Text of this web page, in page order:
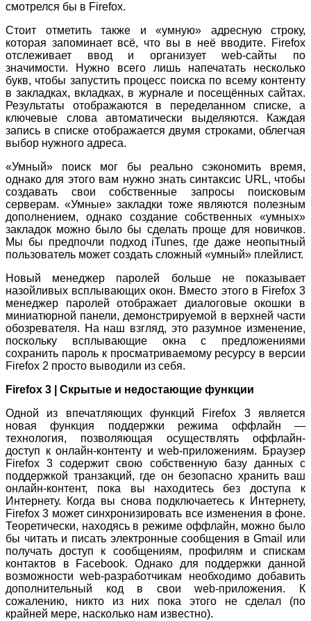
смотрелся бы в Firefox.
Стоит отметить также и «умную» адресную строку,
которая запоминает всё, что вы в неё вводите. Firefox
отслеживает ввод и организует web-сайты по
значимости. Нужно всего лишь напечатать несколько
букв, чтобы запустить процесс поиска по всему контенту
в закладках, вкладках, в журнале и посещённых сайтах.
Результаты отображаются в переделанном списке, а
ключевые слова автоматически выделяются. Каждая
запись в списке отображается двумя строками, облегчая
выбор нужного адреса.
«Умный» поиск мог бы реально сэкономить время,
однако для этого вам нужно знать синтаксис URL, чтобы
создавать свои собственные запросы поисковым
серверам. «Умные» закладки тоже являются полезным
дополнением, однако создание собственных «умных»
закладок можно было бы сделать проще для новичков.
Мы бы предпочли подход iTunes, где даже неопытный
пользователь может создать сложный «умный» плейлист.
Новый менеджер паролей больше не показывает
назойливых всплывающих окон. Вместо этого в Firefox 3
менеджер паролей отображает диалоговые окошки в
миниатюрной панели, демонстрируемой в верхней части
обозревателя. На наш взгляд, это разумное изменение,
поскольку всплывающие окна с предложениями
сохранить пароль к просматриваемому ресурсу в версии
Firefox 2 просто выводили из себя.
Firefox 3 | Скрытые и недостающие функции
Одной из впечатляющих функций Firefox 3 является
новая функция поддержки режима оффлайн —
технология, позволяющая осуществлять оффлайн-
доступ к онлайн-контенту и web-приложениям. Браузер
Firefox 3 содержит свою собственную базу данных с
поддержкой транзакций, где он безопасно хранить ваш
онлайн-контент, пока вы находитесь без доступа к
Интернету. Когда вы снова подключаетесь к Интернету,
Firefox 3 может синхронизировать все изменения в фоне.
Теоретически, находясь в режиме оффлайн, можно было
бы читать и писать электронные сообщения в Gmail или
получать доступ к сообщениям, профилям и спискам
контактов в Facebook. Однако для поддержки данной
возможности web-разработчикам необходимо добавить
дополнительный код в свои web-приложения. К
сожалению, никто из них пока этого не сделал (по
крайней мере, насколько нам известно).